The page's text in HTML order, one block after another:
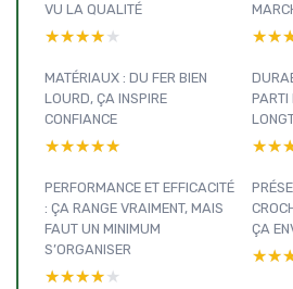
VU LA QUALITÉ
★★★★★
★★★★★
MATÉRIAUX : DU FER BIEN
LOURD, ÇA INSPIRE
CONFIANCE
★★★★★
★★★★★
PARTI
PERFORMANCE ET EFFICACITÉ
: ÇA RANGE VRAIMENT, MAIS
FAUT UN MINIMUM
S’ORGANISER
★★★★★
★★★★★
ÇA